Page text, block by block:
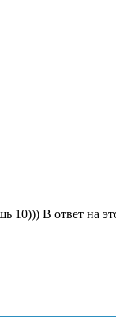
10))) В ответ на